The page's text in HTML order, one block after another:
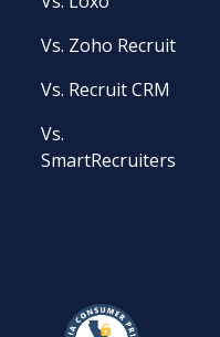
Vs. Zoho Recruit
Vs. Recruit CRM
Vs.
SmartRecruiters